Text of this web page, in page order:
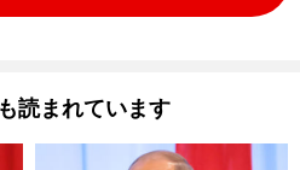
読まれています